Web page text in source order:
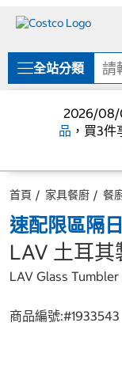
單
全站分類
2026/
品 ，買3
首頁 家具餐廚 餐
速配限區隔
LAV 土耳其
LAV Glass Tumbler
商品編號:#1933543